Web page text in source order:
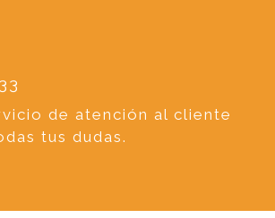
de atención al cliente
tus dudas.